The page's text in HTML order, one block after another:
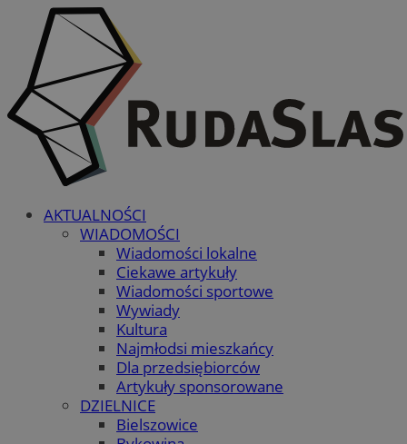
AKTUALNOŚCI
WIADOMOŚCI
Wiadomości lokalne
Ciekawe artykuły
Wiadomości sportowe
Wywiady
Kultura
Najmłodsi mieszkańcy
Dla przedsiębiorców
Artykuły sponsorowane
DZIELNICE
Bielszowice